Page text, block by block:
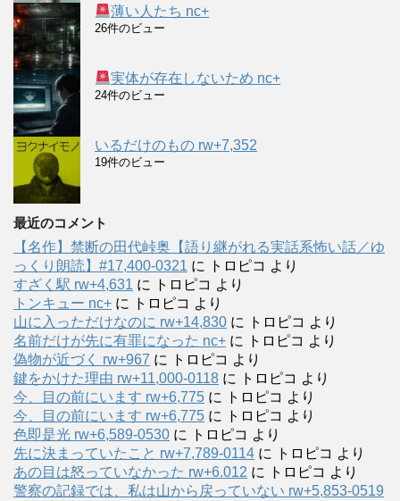
薄い人たち nc+
26件のビュー
実体が存在しないため nc+
24件のビュー
いるだけのもの rw+7,352
19件のビュー
最近のコメント
【名作】禁断の田代峠奥【語り継がれる実話系怖い話／ゆ
っくり朗読】#17,400-0321 に トロピコ より
すざく駅 rw+4,631 に トロピコ より
トンキュー nc+ に トロピコ より
山に入っただけなのに rw+14,830 に トロピコ より
名前だけが先に有罪になった nc+ に トロピコ より
偽物が近づく rw+967 に トロピコ より
鍵をかけた理由 rw+11,000-0118 に トロピコ より
今、目の前にいます rw+6,775 に トロピコ より
今、目の前にいます rw+6,775 に トロピコ より
色即是光 rw+6,589-0530 に トロピコ より
先に決まっていたこと rw+7,789-0114 に トロピコ より
あの目は怒っていなかった rw+6.012 に トロピコ より
警察の記録では、私は山から戻っていない rw+5,853-0519